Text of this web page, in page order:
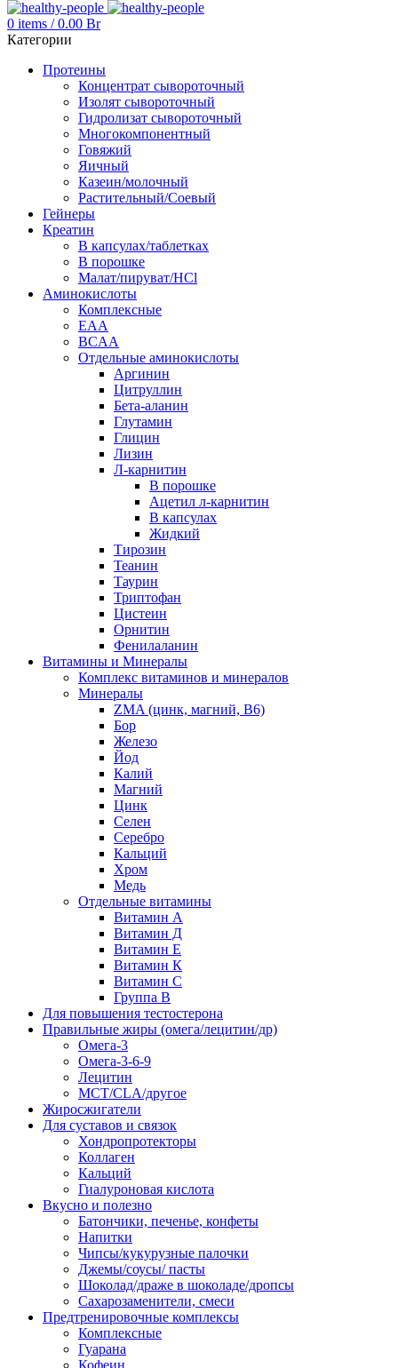
0 items / 0.00 Br
Категории
Протеины
Концентрат сывороточный
Изолят сывороточный
Гидролизат сывороточный
Многокомпонентный
Говяжий
Яичный
Казеин/молочный
Растительный/Соевый
Гейнеры
Креатин
В капсулах/таблетках
В порошке
Малат/пируват/HCl
Аминокислоты
Комплексные
EAA
BCAA
Отдельные аминокислоты
Аргинин
Цитруллин
Бета-аланин
Глутамин
Глицин
Лизин
Л-карнитин
В порошке
Ацетил л-карнитин
В капсулах
Жидкий
Тирозин
Теанин
Таурин
Триптофан
Цистеин
Орнитин
Фенилаланин
Витамины и Минералы
Комплекс витаминов и минералов
Минералы
ZMA (цинк, магний, В6)
Бор
Железо
Йод
Калий
Магний
Цинк
Селен
Серебро
Кальций
Хром
Медь
Отдельные витамины
Витамин А
Витамин Д
Витамин Е
Витамин К
Витамин С
Группа В
Для повышения тестостерона
Правильные жиры (омега/лецитин/др)
Омега-3
Омега-3-6-9
Лецитин
MCT/CLA/другое
Жиросжигатели
Для суставов и связок
Хондропротекторы
Коллаген
Кальций
Гиалуроновая кислота
Вкусно и полезно
Батончики, печенье, конфеты
Напитки
Чипсы/кукурузные палочки
Джемы/соусы/ пасты
Шоколад/драже в шоколаде/дропсы
Сахарозаменители, смеси
Предтренировочные комплексы
Комплексные
Гуарана
Кофеин